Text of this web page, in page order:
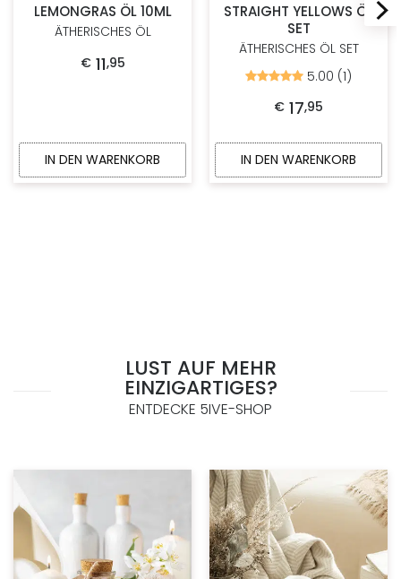
LEMONGRAS ÖL 10ML
ÄTHERISCHES ÖL
€ 11,95
IN DEN WARENKORB
STRAIGHT YELLOWS ÖL
SET
ÄTHERISCHES ÖL SET
Bewertet
5.00
von
5.00 (1)
€ 17,95
IN DEN WARENKORB
LUST AUF MEHR
EINZIGARTIGES?
ENTDECKE 5IVE-SHOP